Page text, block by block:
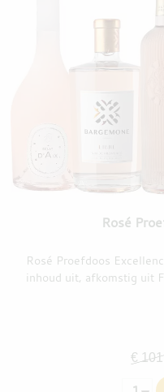
Rosé
Rosé Proefdoos
inhoud uit, afkomstig uit
€